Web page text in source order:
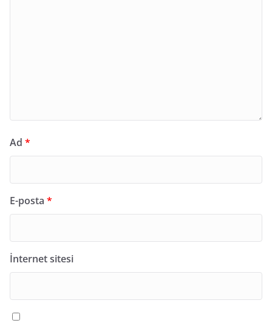
Ad *
E-posta *
İnternet sitesi